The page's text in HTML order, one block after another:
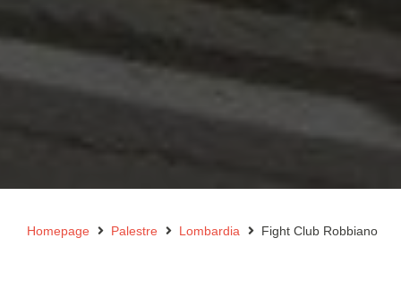
Homepage Palestre Lombardia Fight Club Robbiano